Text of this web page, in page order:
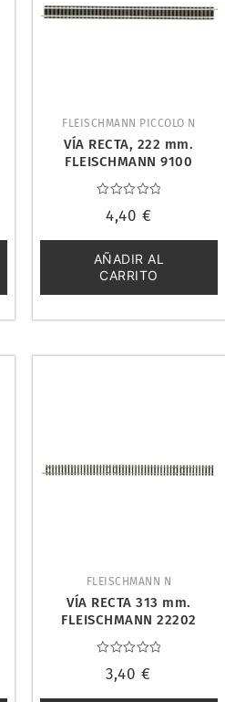
FLEISCHMANN PICCOLO N
VÍA RECTA, 222 mm.
FLEISCHMANN 9100
con
de
5
4,40 €
AÑADIR AL
CARRITO
FLEISCHMANN N
VÍA RECTA 313 mm.
FLEISCHMANN 22202
con
3,40€